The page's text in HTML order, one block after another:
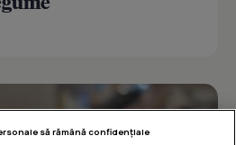
să rămână confidențiale